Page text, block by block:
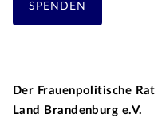
SPENDEN
Der Frauenpolitische Rat
Land Brandenburg e.V.